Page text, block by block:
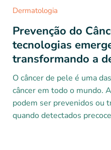
Dermatologia
Prevenção do
tecnologias
transformando a
O câncer de pele é uma
câncer em todo o mundo.
podem ser prevenidos ou
quando detectados